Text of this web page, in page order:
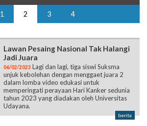
1 2 3 4
Lawan Pesaing Nasional Tak Halangi
Jadi Juara
06/02/2023 Lagi dan lagi, tiga siswi Suksma
unjuk kebolehan dengan menggaet juara 2
dalam lomba video edukasi untuk
memperingati perayaan Hari Kanker sedunia
tahun 2023 yang diadakan oleh Universitas
Udayana.
berita